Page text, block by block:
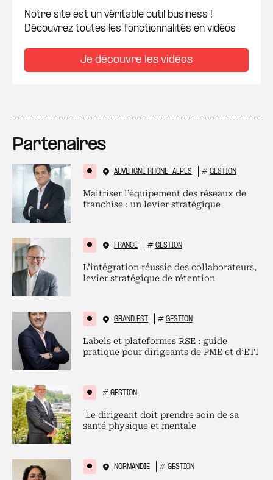
Notre site est un véritable outil business !
Découvrez toutes les fonctionnalités en vidéos
Je découvre les vidéos
Partenaires
AUVERGNE RHÔNE-ALPES # GESTION
Maitriser l’équipement des réseaux de
franchise : un levier stratégique
FRANCE # GESTION
L’intégration réussie des collaborateurs,
levier stratégique de rétention
GRAND EST # GESTION
Labels et plateformes RSE : guide
pratique pour dirigeants de PME et d’ETI
# GESTION
Le dirigeant doit prendre soin de sa
santé physique et mentale
NORMANDIE # GESTION